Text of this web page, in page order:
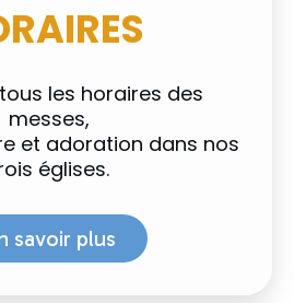
les horaires des
messes,
et adoration dans nos
églises.
savoir plus